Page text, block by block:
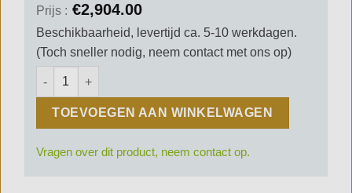
Prijs : €2,904.00
Beschikbaarheid, levertijd ca. 5-10 werkdagen.
(Toch sneller nodig, neem contact met ons op)
3x2 Expo Fabric Pro Mobiele Beursstand 01 aantal
TOEVOEGEN AAN WINKELWAGEN
Vragen over dit product, neem contact op.